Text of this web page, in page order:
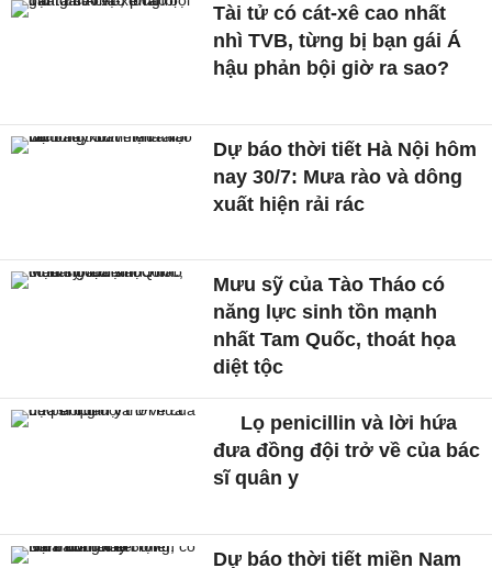
Tài tử có cát-xê cao nhất
nhì TVB, từng bị bạn gái Á
hậu phản bội giờ ra sao?
Dự báo thời tiết Hà Nội hôm
nay 30/7: Mưa rào và dông
xuất hiện rải rác
Mưu sỹ của Tào Tháo có
năng lực sinh tồn mạnh
nhất Tam Quốc, thoát họa
diệt tộc
Lọ penicillin và lời hứa
đưa đồng đội trở về của bác
sĩ quân y
Dự báo thời tiết miền Nam